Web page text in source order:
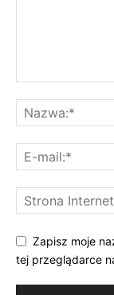
Zapisz moje
tej przeglądarce